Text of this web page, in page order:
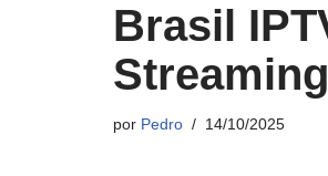
Brasil
Streaming
por Pedro 14/10/2025